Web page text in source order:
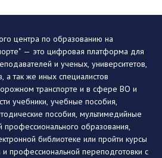
центра по образованию на
— это цифровая платформа для
и ученых, университетов,
а так же иных специалистов
транспорте и в сфере ВО и
учебники, учебные пособия,
пособия, мультимедийные
образования,
библиотеке или пройти курсы
профессиональной переподготовки с